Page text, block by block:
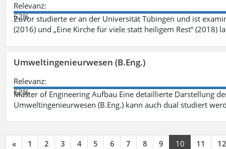
Relevanz:
62%
Zuvor studierte er an der Universität Tübingen und ist
(2016) und „Eine Kirche für viele statt heiligem Rest“ (2018)
Umweltingenieurwesen (B.Eng.)
Relevanz:
62%
Master of Engineering Aufbau Eine detaillierte Darstellung
Umweltingenieurwesen (B.Eng.) kann auch dual studiert
« 1 2 3 4 5 6 7 8 9 10 11 12